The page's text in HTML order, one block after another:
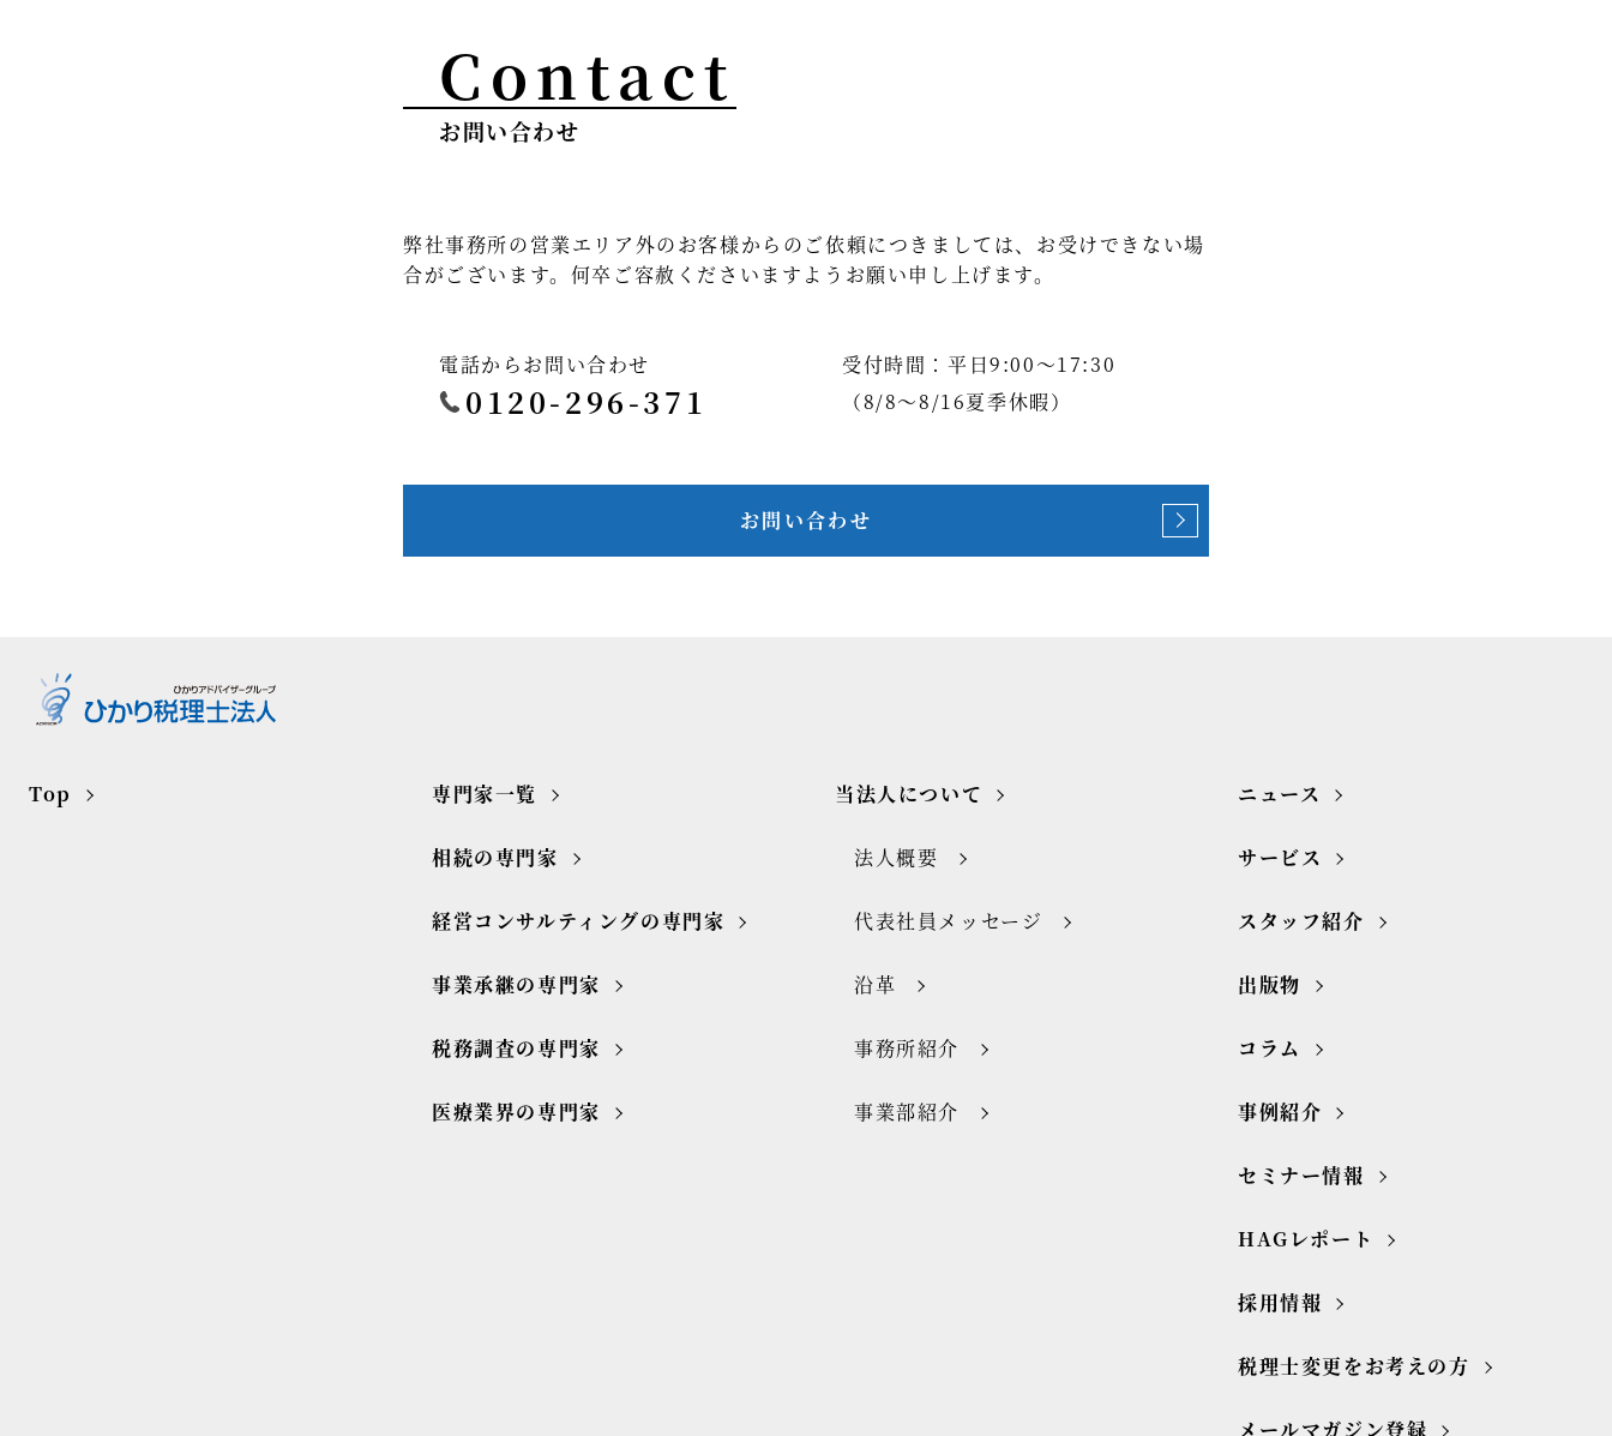
Contact
お問い合わせ
弊社事務所の営業エリア外のお客様からのご依頼につきましては、お受けできない場
合がございます。何卒ご容赦くださいますようお願い申し上げます。
電話からお問い合わせ
0120-296-371
受付時間：平日9:00～17:30
（8/8～8/16夏季休暇）
お問い合わせ
Top 専門家一覧
相続の専門家
経営コンサルティングの専門家
事業承継の専門家
税務調査の専門家
医療業界の専門家
当法人について
法人概要
代表社員メッセージ
沿革
事務所紹介
事業部紹介
ニュース
サービス
スタッフ紹介
出版物
コラム
事例紹介
セミナー情報
HAGレポート
採用情報
税理士変更をお考えの方
メールマガジン登録